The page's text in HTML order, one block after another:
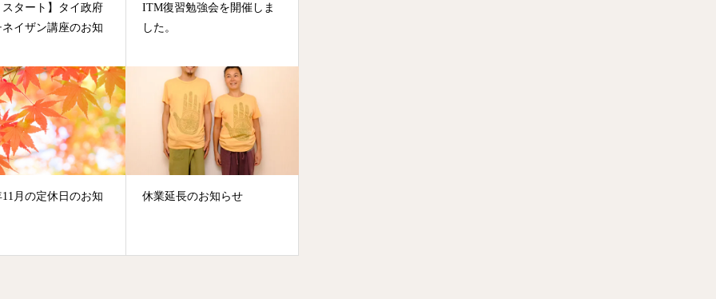
スタート】タイ政府
イザン講座のお知
ITM復習勉強会を開催しま
した。
11月の定休日のお知 休業延長のお知らせ